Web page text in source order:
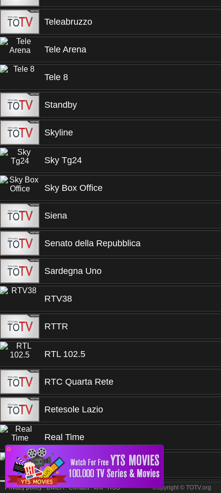
Teleabruzzo
Tele Arena
Tele 8
Standby
Skyline
Sky Tg24
Sky Box Office
Siena
Senato della Repubblica
Sardegna Uno
RTV38
RTTR
RTL 102.5
RTC Quarta Rete
Retesole Lazio
Real Time
Rai YoYo
❎
Privacy policy.DMCA.Contact.xml.RSS Copyright © TOTV.org